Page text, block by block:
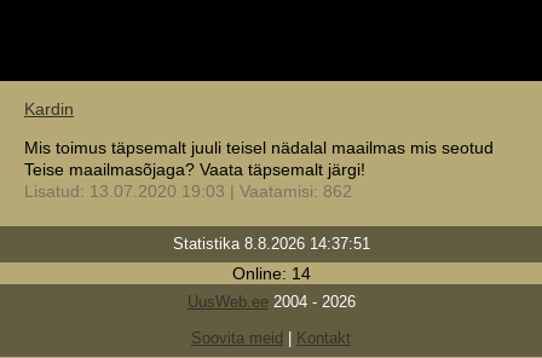
Kardin
Mis toimus täpsemalt juuli teisel nädalal maailmas mis seotud
Teise maailmasõjaga? Vaata täpsemalt järgi!
Lisatud: 13.07.2020 19:03 | Vaatamisi: 862
Statistika 8.8.2026 14:37:51
Online: 14
UusWeb.ee2004 - 2026
Soovita meid
Kontakt